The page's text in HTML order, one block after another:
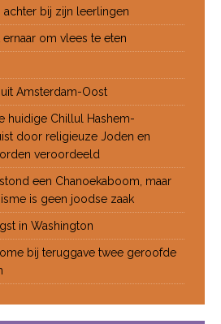
achter bij zijn leerlingen
om vlees te eten
Amsterdam-Oost
huidige Chillul Hashem-
door religieuze Joden en
veroordeeld
een Chanoekaboom, maar
is geen joodse zaak
in Washington
bij teruggave twee geroofde